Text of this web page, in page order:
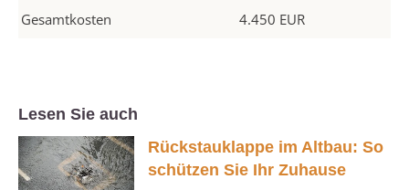
Gesamtkosten 4.450 EUR
Lesen Sie auch
Rückstauklappe im Altbau: So
schützen Sie Ihr Zuhause